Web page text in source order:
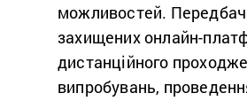
можливостей.
захищених онлайн-
дистанційного
випробувань,